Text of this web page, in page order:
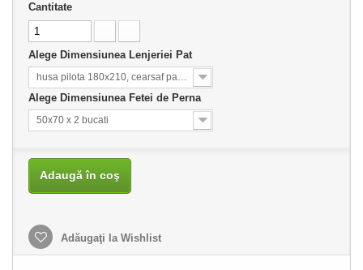
Cantitate
Alege Dimensiunea Lenjeriei Pat
husa pilota 180x210, cearsaf pat 220x230
Alege Dimensiunea Fetei de Perna
50x70 x 2 bucati
Adaugă în coş
Adăugaţi la Wishlist